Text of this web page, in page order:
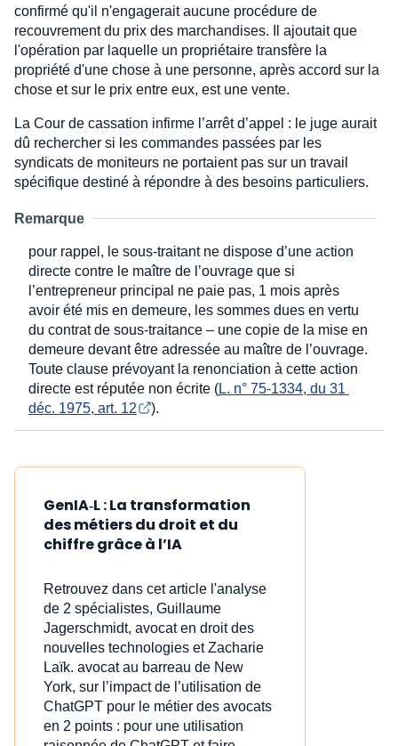
confirmé qu'il n'engagerait aucune procédure de
recouvrement du prix des marchandises. Il ajoutait que
l'opération par laquelle un propriétaire transfère la
propriété d'une chose à une personne, après accord sur la
chose et sur le prix entre eux, est une vente.
La Cour de cassation infirme l’arrêt d’appel : le juge aurait
dû rechercher si les commandes passées par les
syndicats de moniteurs ne portaient pas sur un travail
spécifique destiné à répondre à des besoins particuliers.
Remarque
pour rappel, le sous-traitant ne dispose d’une action
directe contre le maître de l’ouvrage que si
l’entrepreneur principal ne paie pas, 1 mois après
avoir été mis en demeure, les sommes dues en vertu
du contrat de sous-traitance – une copie de la mise en
demeure devant être adressée au maître de l’ouvrage.
Toute clause prévoyant la renonciation à cette action
directe est réputée non écrite (L. n° 75-1334, du 31
déc. 1975, art. 12
).
GenIA‑L : La transformation
des métiers du droit et du
chiffre grâce à l’IA
Retrouvez dans cet article l'analyse
de 2 spécialistes, Guillaume
Jagerschmidt, avocat en droit des
nouvelles technologies et Zacharie
Laïk. avocat au barreau de New
York, sur l’impact de l’utilisation de
ChatGPT pour le métier des avocats
en 2 points : pour une utilisation